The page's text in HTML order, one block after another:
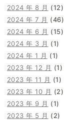
2024 年 8 月 (12)
2024 年 7 月 (46)
2024 年 6 月 (15)
2024 年 3 月 (1)
2024 年 1 月 (1)
2023 年 12 月 (1)
2023 年 11 月 (1)
2023 年 10 月 (2)
2023 年 9 月 (1)
2023 年 5 月 (2)